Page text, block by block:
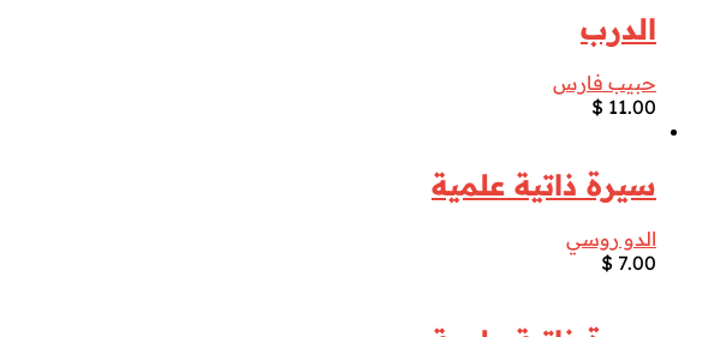
الدرب
حبيب فارس
$ 11.00
سيرة ذاتية علمية
الدو روسي
$ 7.00